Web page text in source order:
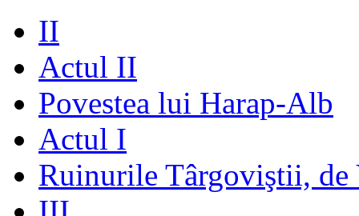
II
Actul II
Povestea lui Harap-Alb
Actul I
Ruinurile Târgoviştii, de